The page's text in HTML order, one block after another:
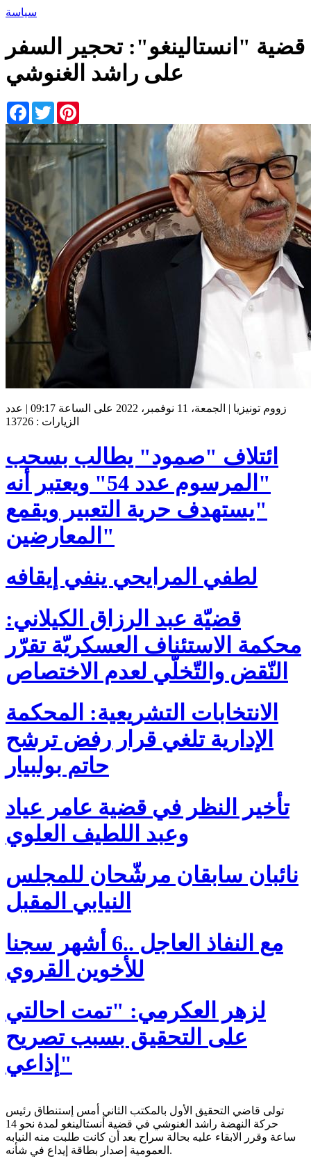
سياسة
قضية "انستالينغو": تحجير السفر
على راشد الغنوشي
Facebook
Twitter
زووم تونيزيا | الجمعة، 11 نوفمبر، 2022 على الساعة 09:17 | عدد
الزيارات : 13726
ائتلاف "صمود" يطالب بسحب
"المرسوم عدد 54" ويعتبر أنه
"يستهدف حرية التعبير ويقمع
المعارضين"
لطفي المرايحي ينفي إيقافه
قضيّة عبد الرزاق الكيلاني:
محكمة الاستئناف العسكريّة تقرّر
النّقض والتّخلّي لعدم الاختصاص
الانتخابات التشريعية: المحكمة
الإدارية تلغي قرار رفض ترشح
حاتم بولبيار
تأخير النظر في قضية عامر عياد
وعبد اللطيف العلوي
نائبان سابقان مرشّحان للمجلس
النيابي المقبل
مع النفاذ العاجل ..6 أشهر سجنا
للأخوين القروي
لزهر العكرمي: "تمت احالتي
على التحقيق بسبب تصريح
إذاعي"
تولى قاضي التحقيق الأول بالمكتب الثاني أمس إستنطاق رئيس
حركة النهضة راشد الغنوشي في قضية أنستالينغو لمدة نحو 14
ساعة وقرر الابقاء عليه بحالة سراح بعد أن كانت طلبت منه النيابه
العمومية إصدار بطاقة إيداع في شأنه.